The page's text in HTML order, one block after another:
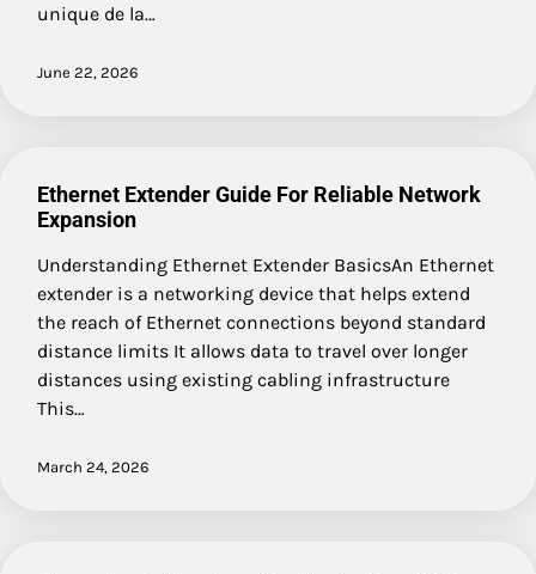
unique de la…
June 22, 2026
Ethernet Extender Guide For Reliable Network
Expansion
Understanding Ethernet Extender BasicsAn Ethernet
extender is a networking device that helps extend
the reach of Ethernet connections beyond standard
distance limits It allows data to travel over longer
distances using existing cabling infrastructure
This…
March 24, 2026